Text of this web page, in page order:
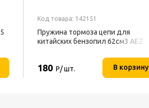
Код товара: 142151
Пружина тормоза цепи для
китайских бензопил 62см3 AEZ
180 Р/ шт. В корзину